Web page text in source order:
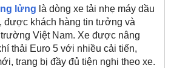
lửng là dòng xe tải nhẹ máy dầu
được khách hàng tin tưởng và
Việt Nam. Xe được nâng
thải Euro 5 với nhiều cải tiến,
trang bị đầy đủ tiện nghi theo xe.